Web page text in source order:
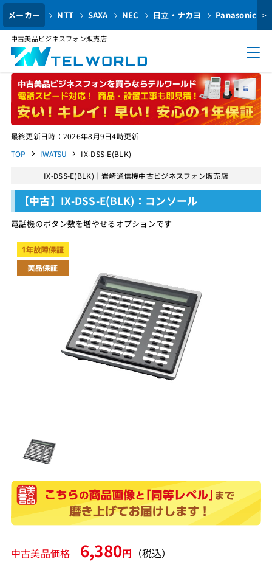
メーカー NTT SAXA NEC 日立・ナカヨ Panasonic >
中古美品ビジネスフォン販売店
最終更新日時：2026年8月9日4時更新
TOP
IWATSU IX-DSS-E(BLK)
IX-DSS-E(BLK)｜岩崎通信機中古ビジネスフォン販売店
【中古】IX-DSS-E(BLK)：コンソール
電話機のボタン数を増やせるオプションです
中古美品価格 6,380円 （税込）